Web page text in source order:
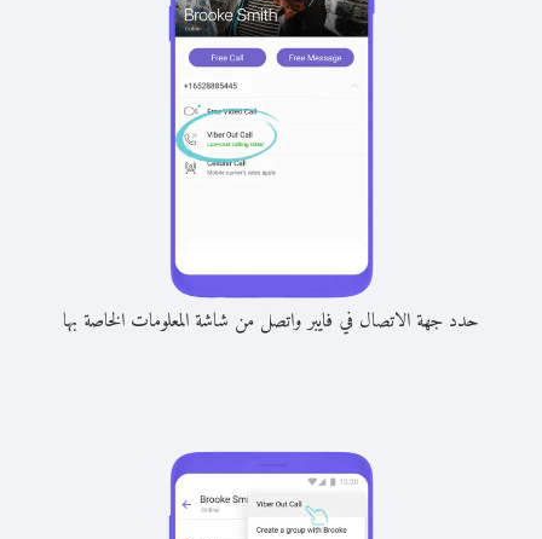
حدد جهة الاتصال في فايبر واتصل من شاشة المعلومات الخاصة بها